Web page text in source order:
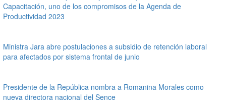
Capacitación, uno de los compromisos de la Agenda de
Productividad 2023
Ministra Jara abre postulaciones a subsidio de retención laboral
para afectados por sistema frontal de junio
Presidente de la República nombra a Romanina Morales como
nueva directora nacional del Sence